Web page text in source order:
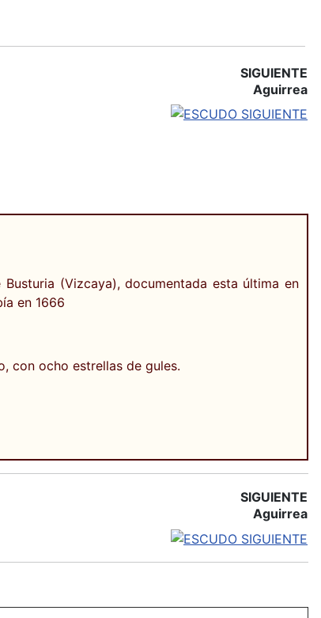
SIGUIENTE
Aguirrea
(Vizcaya), documentada esta última en
en 1666
con ocho estrellas de gules.
SIGUIENTE
Aguirrea